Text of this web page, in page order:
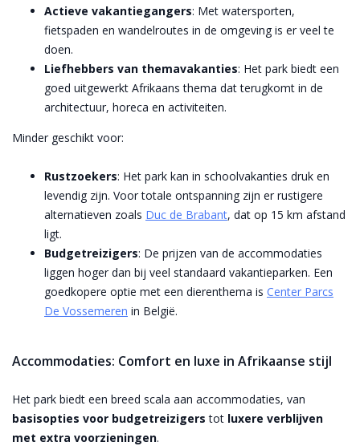
Actieve vakantiegangers: Met watersporten,
fietspaden en wandelroutes in de omgeving is er veel te
doen.
Liefhebbers van themavakanties: Het park biedt een
goed uitgewerkt Afrikaans thema dat terugkomt in de
architectuur, horeca en activiteiten.
Minder geschikt voor:
Rustzoekers: Het park kan in schoolvakanties druk en
levendig zijn. Voor totale ontspanning zijn er rustigere
alternatieven zoals Duc de Brabant, dat op 15 km afstand
ligt.
Budgetreizigers: De prijzen van de accommodaties
liggen hoger dan bij veel standaard vakantieparken. Een
goedkopere optie met een dierenthema is Center Parcs
De Vossemeren in België.
Accommodaties: Comfort en luxe in Afrikaanse stijl
Het park biedt een breed scala aan accommodaties, van
basisopties voor budgetreizigers tot luxere verblijven
met extra voorzieningen.